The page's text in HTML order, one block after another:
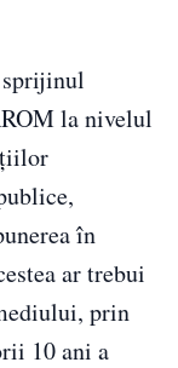
sprijinul
la nivelul
în
ar trebui
prin
10 ani a